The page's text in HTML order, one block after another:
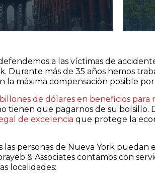
a las víctimas de
Durante más de 35 años hemos
la máxima compensación posible por
de dólares en beneficios para
tienen que pagarnos de su bolsillo.
de excelencia que protege la
las personas de Nueva York puedan
& Associates contamos con
localidades: